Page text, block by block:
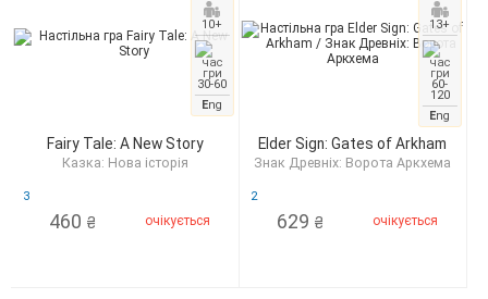
Fairy Tale: A New Story
Казка: Нова історія
10+
30-60
Eng
3
460 ₴ очікується
Elder Sign: Gates of Arkham
Знак Древніх: Ворота Аркхема
13+
60-
120
Eng
2
629 ₴ очікується